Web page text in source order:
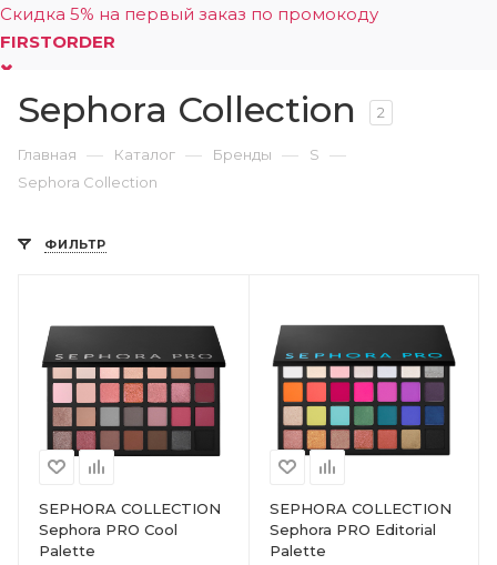
Скидка 5% на первый заказ по промокоду
FIRSTORDER
Sephora Collection 2
Главная — Каталог — Бренды — S —
Sephora Collection
ФИЛЬТР
SEPHORA COLLECTION
Sephora PRO Cool
Palette
SEPHORA COLLECTION
Sephora PRO Editorial
Palette